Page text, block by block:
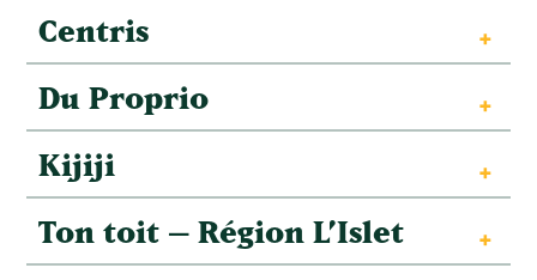
Centris
Du Proprio
Kijiji
Ton toit – Région L’Islet